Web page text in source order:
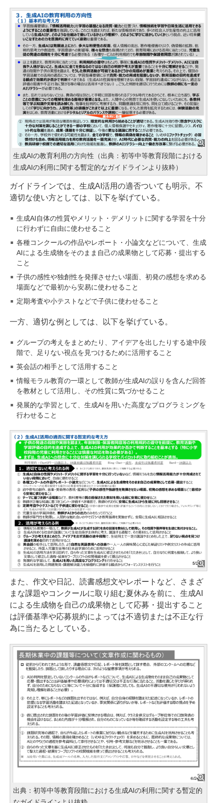
生成AIの教育利用の方向性（出典：初等中等教育段階における
生成AIの利用に関する暫定的なガイドラインより抜粋）
ガイドラインでは、生成AI活用の適否ついても明示。不
適切な使い方としては、以下を挙げている。
生成AI自体の性質やメリット・デメリットに関する学習を十分
に行わずに自由に使わせること
各種コンクールの作品やレポート・⼩論⽂などについて、⽣成
AIによる⽣成物をそのまま⾃⼰の成果物として応募・提出する
こと
⼦供の感性や独創性を発揮させたい場⾯、初発の感想を求める
場⾯などで最初から安易に使わせること
定期考査や小テストなどで子供に使わせること
一方、適切な例としては、以下を挙げている。
グループの考えをまとめたり、アイデアを出したりする途中段
階で、足りない視点を見つけるために活用すること
英会話の相手として活用すること
情報モラル教育の一環として教師が生成AIの誤りを含んだ回答
を教材として活用し、その性質に気づかせること
発展的な学習として、⽣成AIを⽤いた⾼度なプログラミングを
⾏わせること
また、作文や日記、読書感想文やレポートなど、さまざ
まな課題やコンクールに取り組む夏休みを前に、⽣成AI
による⽣成物を⾃⼰の成果物として応募・提出すること
は評価基準や応募規約によっては不適切または不正な⾏
為に当たるとしている。
出典：初等中等教育段階における生成AIの利用に関する暫定的